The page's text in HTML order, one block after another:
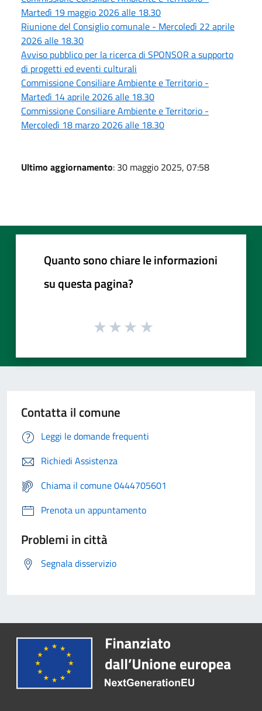
Martedì 19 maggio 2026 alle 18.30
Riunione del Consiglio comunale - Mercoledì 22 aprile
2026 alle 18.30
Avviso pubblico per la ricerca di SPONSOR a supporto
di progetti ed eventi culturali
Commissione Consiliare Ambiente e Territorio -
Martedì 14 aprile 2026 alle 18.30
Commissione Consiliare Ambiente e Territorio -
Mercoledì 18 marzo 2026 alle 18.30
Ultimo aggiornamento: 30 maggio 2025, 07:58
Quanto sono chiare le informazioni
su questa pagina?
Contatta il comune
Leggi le domande frequenti
Richiedi Assistenza
Chiama il comune 0444705601
Prenota un appuntamento
Problemi in città
Segnala disservizio